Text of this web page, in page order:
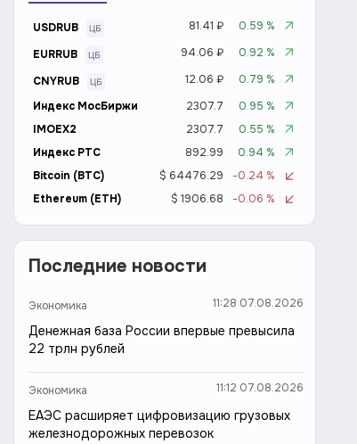
USDRUB 81.41 ₽
0.59 %
EURRUB
94.06 ₽
0.92 %
CNYRUB
12.06 ₽
0.79 %
Индекс МосБиржи
2307.7
0.95 %
IMOEX2
2307.7
0.55 %
Индекс РТС
892.99
0.94 %
Bitcoin (BTC)
$ 64476.29
-0.24 %
Ethereum (ETH)
$ 1906.68 -0.06 %
Последние новости
Экономика 11:28 07.08.2026
Денежная база России впервые превысила
22 трлн рублей
Экономика 11:12 07.08.2026
ЕАЭС расширяет цифровизацию грузовых
железнодорожных перевозок